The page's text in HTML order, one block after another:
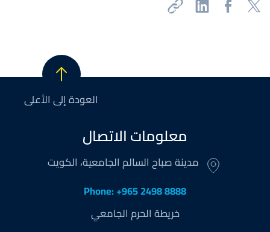
العودة إلى الأعلى
معلومات الاتصال
مدينة صباح السالم الجامعية، الكويت
Phone: +965 2498 8888
خريطة الحرم الجامعي